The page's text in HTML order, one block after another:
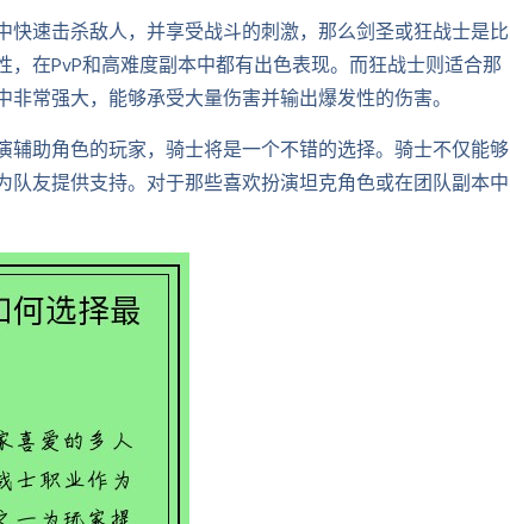
速击杀敌人，并享受战斗的刺激，那么剑圣或狂战士是比
在PvP和高难度副本中都有出色表现。而狂战士则适合那
常强大，能够承受大量伤害并输出爆发性的伤害。
助角色的玩家，骑士将是一个不错的选择。骑士不仅能够
友提供支持。对于那些喜欢扮演坦克角色或在团队副本中